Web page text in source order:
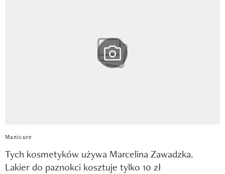
Manicure
Tych kosmetyków używa Marcelina Zawadzka.
Lakier do paznokci kosztuje tylko 10 zł